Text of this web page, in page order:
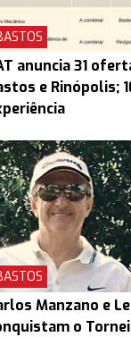
anuncia 31
e Rinópolis;
Manzano e
o